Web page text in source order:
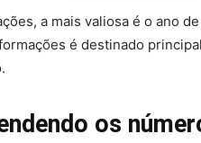
a mais valiosa é o ano
é destinado
os